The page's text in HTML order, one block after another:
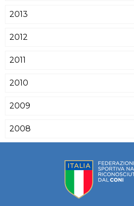
2013
2012
2011
2010
2009
2008